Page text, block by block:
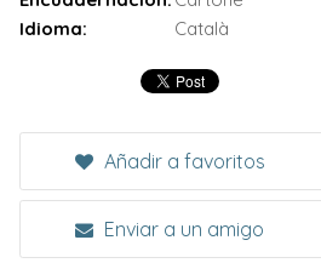
Idioma:
Català
Añadir a favoritos
Enviar a un amigo